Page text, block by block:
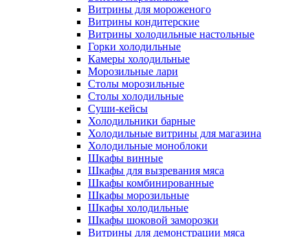
Витрины для мороженого
Витрины кондитерские
Витрины холодильные настольные
Горки холодильные
Камеры холодильные
Морозильные лари
Столы морозильные
Столы холодильные
Суши-кейсы
Холодильники барные
Холодильные витрины для магазина
Холодильные моноблоки
Шкафы винные
Шкафы для вызревания мяса
Шкафы комбинированные
Шкафы морозильные
Шкафы холодильные
Шкафы шоковой заморозки
Витрины для демонстрации мяса